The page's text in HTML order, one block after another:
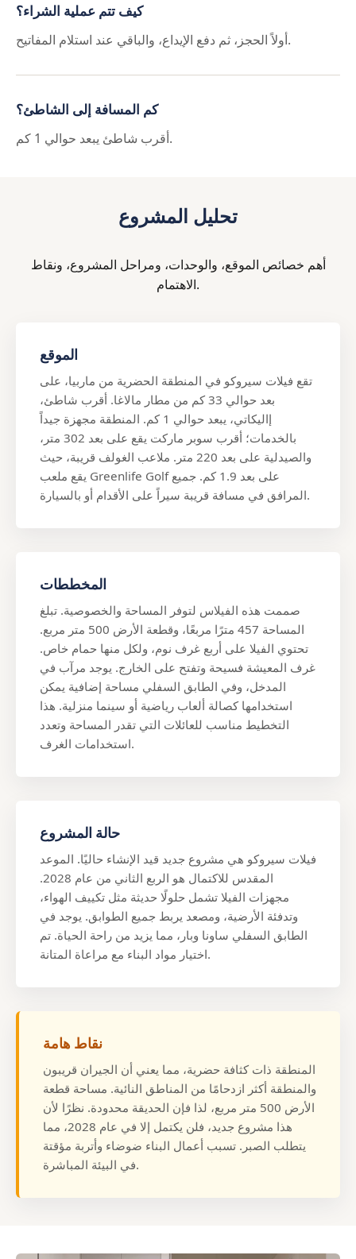
كيف تتم عملية الشراء؟
أولاً الحجز، ثم دفع الإيداع، والباقي عند استلام المفاتيح.
كم المسافة إلى الشاطئ؟
أقرب شاطئ يبعد حوالي 1 كم.
تحليل المشروع
أهم خصائص الموقع، والوحدات، ومراحل المشروع، ونقاط
الاهتمام.
الموقع
تقع فيلات سيروكو في المنطقة الحضرية من ماربيا، على
بعد حوالي 33 كم من مطار مالاغا. أقرب شاطئ،
إاليكاتي، يبعد حوالي 1 كم. المنطقة مجهزة جيداً
بالخدمات؛ أقرب سوبر ماركت يقع على بعد 302 متر،
والصيدلية على بعد 220 متر. ملاعب الغولف قريبة، حيث
يقع ملعب Greenlife Golf على بعد 1.9 كم. جميع
المرافق في مسافة قريبة سيراً على الأقدام أو بالسيارة.
المخططات
صممت هذه الفيلاس لتوفر المساحة والخصوصية. تبلغ
المساحة 457 مترًا مربعًا، وقطعة الأرض 500 متر مربع.
تحتوي الفيلا على أربع غرف نوم، ولكل منها حمام خاص.
غرف المعيشة فسيحة وتفتح على الخارج. يوجد مرآب في
المدخل، وفي الطابق السفلي مساحة إضافية يمكن
استخدامها كصالة ألعاب رياضية أو سينما منزلية. هذا
التخطيط مناسب للعائلات التي تقدر المساحة وتعدد
استخدامات الغرف.
حالة المشروع
فيلات سيروكو هي مشروع جديد قيد الإنشاء حاليًا. الموعد
المقدس للاكتمال هو الربع الثاني من عام 2028.
مجهزات الفيلا تشمل حلولًا حديثة مثل تكييف الهواء،
وتدفئة الأرضية، ومصعد يربط جميع الطوابق. يوجد في
الطابق السفلي ساونا وبار، مما يزيد من راحة الحياة. تم
اختيار مواد البناء مع مراعاة المتانة.
نقاط هامة
المنطقة ذات كثافة حضرية، مما يعني أن الجيران قريبون
والمنطقة أكثر ازدحامًا من المناطق النائية. مساحة قطعة
الأرض 500 متر مربع، لذا فإن الحديقة محدودة. نظرًا لأن
هذا مشروع جديد، فلن يكتمل إلا في عام 2028، مما
يتطلب الصبر. تسبب أعمال البناء ضوضاء وأتربة مؤقتة
في البيئة المباشرة.